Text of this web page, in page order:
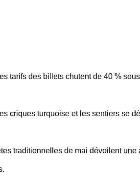
tarifs des billets chutent de 40 %
criques turquoise et les sentiers se
traditionnelles de mai dévoilent une